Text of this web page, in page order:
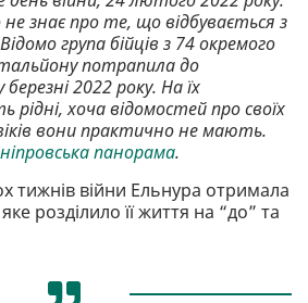
знає про те, що відбувається з
група бійців з 74 окремого
потрапила до
березні 2022 року. На їх
хоча відомостей про своїх
вони практично не мають.
панорама.
тижнів війни Ельнура отримала
розділило її життя на “до” та